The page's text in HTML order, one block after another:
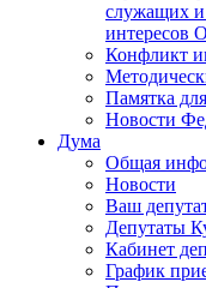
служащих и
интересов
Конфликт
Памятка
Новости
Дума
Общая
Новости
Ваш
Депутаты
Кабинет
График